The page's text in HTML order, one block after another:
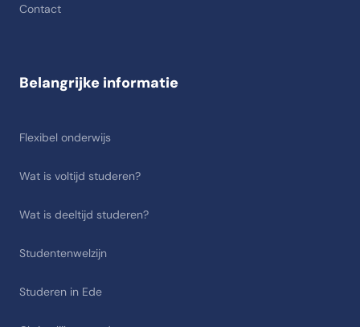
Contact
Belangrijke informatie
Flexibel onderwijs
Wat is voltijd studeren?
Wat is deeltijd studeren?
Studentenwelzijn
Studeren in Ede